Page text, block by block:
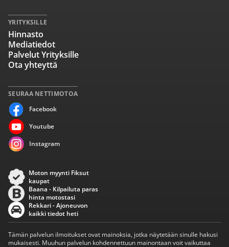
SEURAA NETTIMOTOA
Facebook
Youtube
Instagram
YRITYKSILLE
Hinnasto
Mediatiedot
Palvelut Yrityksille
Ota yhteyttä
Moton myynti Fiksut
kaupat
Baana - Kilpailuta paras
hinta motostasi
Rekkari - Ajoneuvon
kaikki tiedot heti
Tämän palvelun ilmoitukset ovat mainoksia, jotka näytetään sinulle hakusi
mukaisesti. Muuhun palvelun kohdennettuun mainontaan voit vaikuttaa